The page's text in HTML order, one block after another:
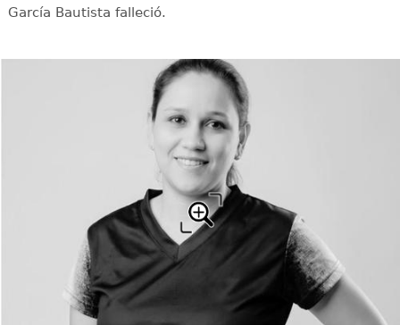
García Bautista falleció.